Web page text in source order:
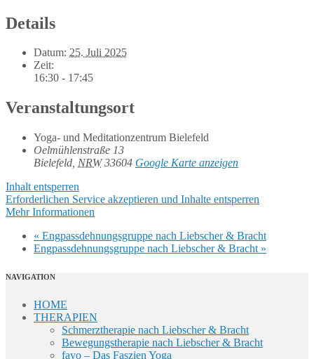
Details
Datum: 25. Juli 2025
Zeit:
16:30 - 17:45
Veranstaltungsort
Yoga- und Meditationzentrum Bielefeld
Oelmühlenstraße 13
Bielefeld NRW 33604 Google Karte anzeigen
Inhalt entsperren
Erforderlichen Service akzeptieren und Inhalte entsperren
Mehr Informationen
« Engpassdehnungsgruppe nach Liebscher & Bracht
Engpassdehnungsgruppe nach Liebscher & Bracht »
NAVIGATION
HOME
THERAPIEN
Schmerztherapie nach Liebscher & Bracht
Bewegungstherapie nach Liebscher & Bracht
fayo – Das Faszien Yoga